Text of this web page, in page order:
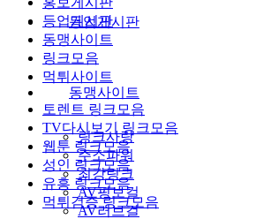
등업게시판
동맹사이트
링크사랑
주소파워
최강링크
AV핑보걸
AV러브걸
등업게시판
동맹사이트
링크모음
먹튀사이트
토렌트 링크모음
TV다시보기 링크모음
웹툰 링크모음
성인 링크모음
유흥 링크모음
먹튀검증 링크모음